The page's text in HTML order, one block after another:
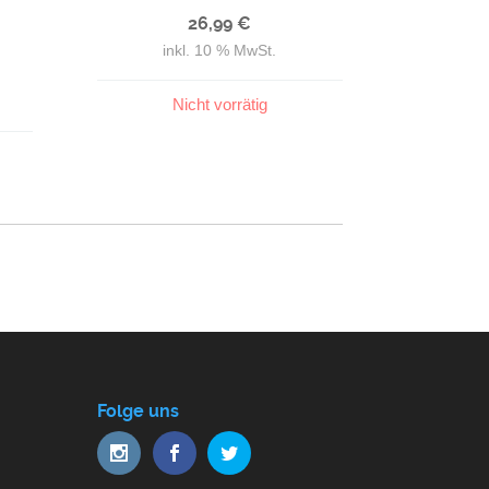
Gewürze & Tee
26,99€
inkl. 10 % MwSt.
Nicht vorrätig
Folge uns